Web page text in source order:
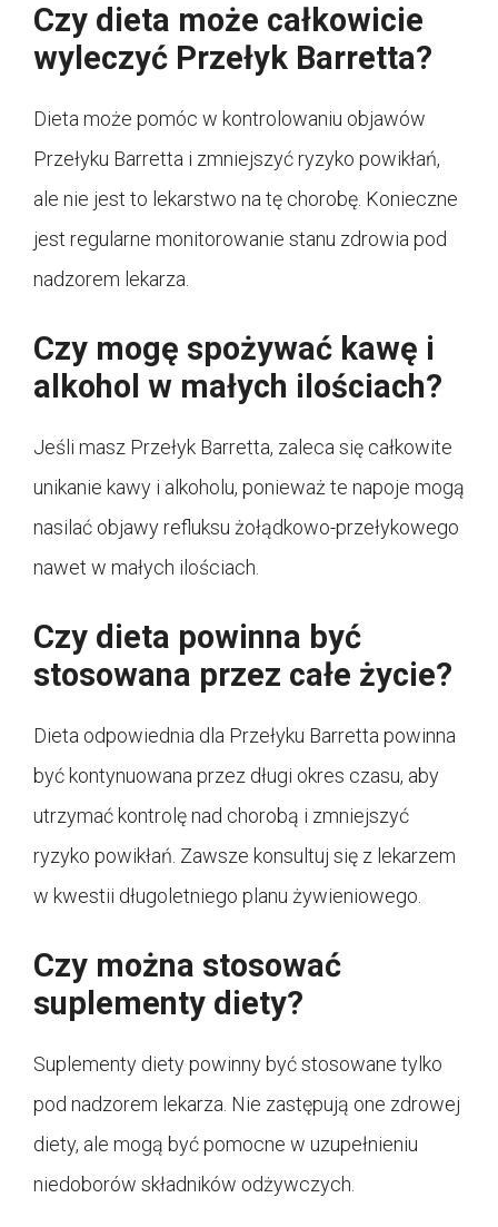
Czy dieta może całkowicie
wyleczyć Przełyk Barretta?
Dieta może pomóc w kontrolowaniu objawów
Przełyku Barretta i zmniejszyć ryzyko powikłań,
ale nie jest to lekarstwo na tę chorobę. Konieczne
jest regularne monitorowanie stanu zdrowia pod
nadzorem lekarza.
Czy mogę spożywać kawę i
alkohol w małych ilościach?
Jeśli masz Przełyk Barretta, zaleca się całkowite
unikanie kawy i alkoholu, ponieważ te napoje mogą
nasilać objawy refluksu żołądkowo-przełykowego
nawet w małych ilościach.
Czy dieta powinna być
stosowana przez całe życie?
Dieta odpowiednia dla Przełyku Barretta powinna
być kontynuowana przez długi okres czasu, aby
utrzymać kontrolę nad chorobą i zmniejszyć
ryzyko powikłań. Zawsze konsultuj się z lekarzem
w kwestii długoletniego planu żywieniowego.
Czy można stosować
suplementy diety?
Suplementy diety powinny być stosowane tylko
pod nadzorem lekarza. Nie zastępują one zdrowej
diety, ale mogą być pomocne w uzupełnieniu
niedoborów składników odżywczych.